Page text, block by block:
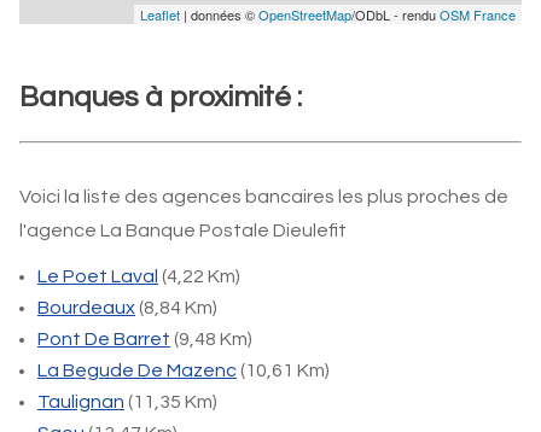
Leaflet | données ©OpenStreetMap/ODbL - renduOSM France
Banques à proximité :
Voici la liste des agences bancaires les plus proches de
l'agence La Banque Postale Dieulefit
Le Poet Laval (4,22 Km)
Bourdeaux(8,84 Km)
Pont De Barret (9,48 Km)
La Begude De Mazenc(10,61 Km)
Taulignan (11,35 Km)